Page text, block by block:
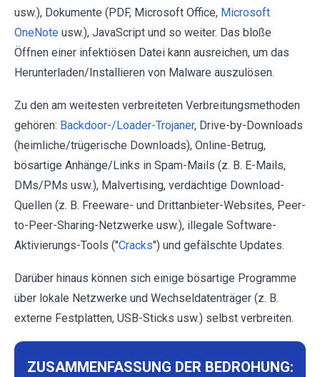
usw.), Dokumente (PDF, Microsoft Office, Microsoft
OneNote usw.), JavaScript und so weiter. Das bloße
Öffnen einer infektiösen Datei kann ausreichen, um das
Herunterladen/Installieren von Malware auszulösen.
Zu den am weitesten verbreiteten Verbreitungsmethoden
gehören: Backdoor-/Loader-Trojaner, Drive-by-Downloads
(heimliche/trügerische Downloads), Online-Betrug,
bösartige Anhänge/Links in Spam-Mails (z. B. E-Mails,
DMs/PMs usw.), Malvertising, verdächtige Download-
Quellen (z. B. Freeware- und Drittanbieter-Websites, Peer-
to-Peer-Sharing-Netzwerke usw.), illegale Software-
Aktivierungs-Tools ("Cracks") und gefälschte Updates.
Darüber hinaus können sich einige bösartige Programme
über lokale Netzwerke und Wechseldatenträger (z. B.
externe Festplatten, USB-Sticks usw.) selbst verbreiten.
ZUSAMMENFASSUNG DER BEDROHUNG: